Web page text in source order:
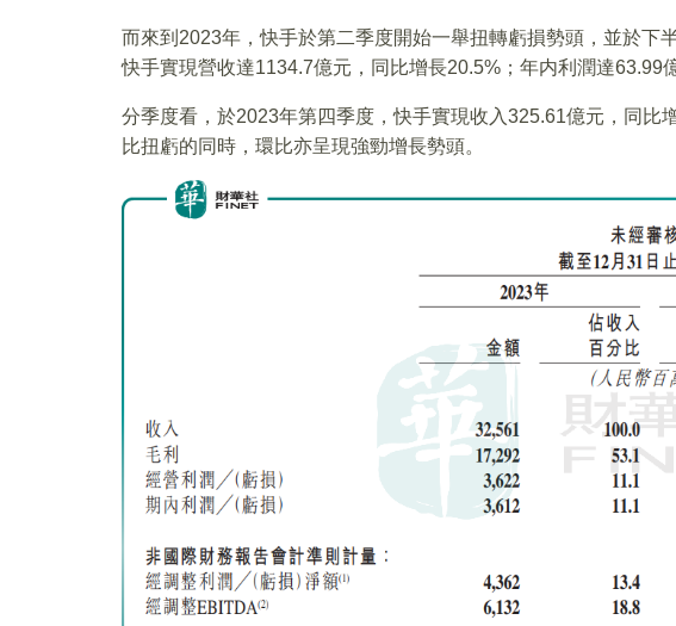
而來到2023年，快手於第二季度開始一舉扭轉虧損勢頭，並於下
快手實現營收達1134.7億元，同比增長20.5%；年内利潤達63.99
分季度看，於2023年第四季度，快手實現收入325.61億元，同比
比扭虧的同時，環比亦呈現強勁增長勢頭。